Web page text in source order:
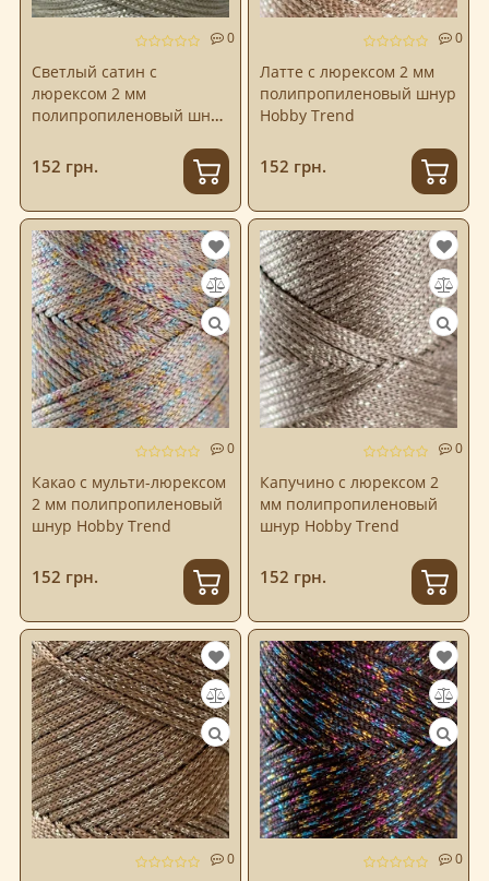
0
Светлый сатин с
люрексом 2 мм
полипропиленовый шнур
152 грн.
0
Латте с люрексом 2 мм
полипропиленовый шнур
Hobby Trend
152 грн.
0
Какао с мульти-люрексом
2 мм полипропиленовый
шнур Hobby Trend
152 грн.
0
Капучино с люрексом 2
мм полипропиленовый
шнур Hobby Trend
152 грн.
0 0